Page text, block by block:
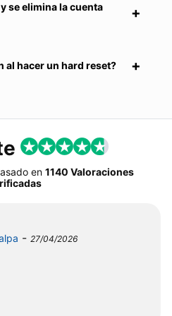
se elimina la cuenta
al hacer un hard reset?
en 1140 Valoraciones
- 27/04/2026